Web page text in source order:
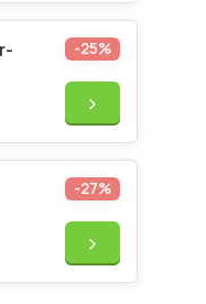
-25%
-27%